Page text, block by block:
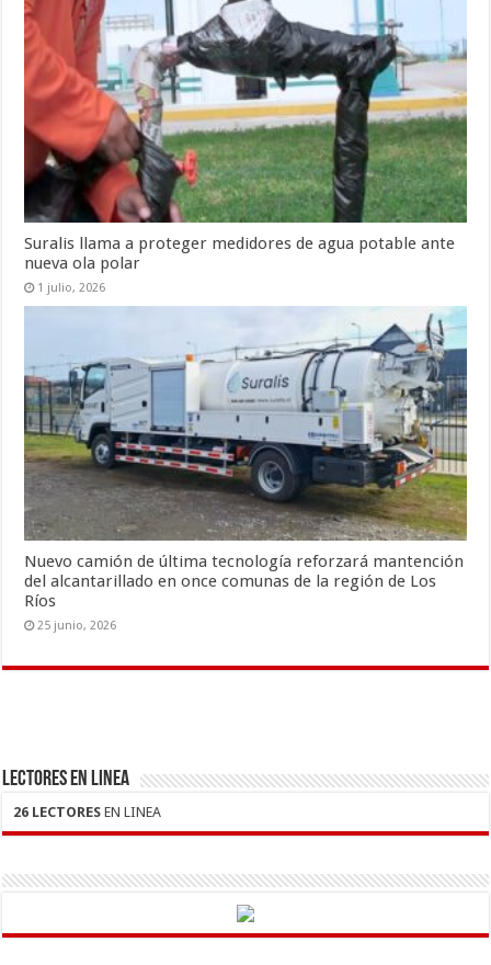
Suralis llama a proteger medidores de agua potable ante
nueva ola polar
1 julio, 2026
Nuevo camión de última tecnología reforzará mantención
del alcantarillado en once comunas de la región de Los
Ríos
25 junio, 2026
LECTORES EN LINEA
26 LECTORES EN LINEA